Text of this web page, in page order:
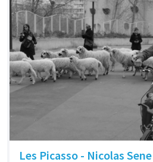
Les Picasso - Nicolas Sene